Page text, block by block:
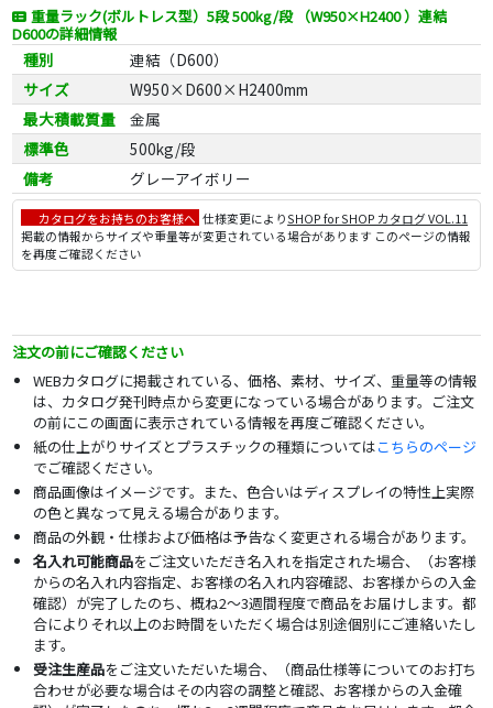
重量ラック(ボルトレス型）5段 500kg/段 （W950×H2400 ）連結
D600の詳細情報
種別
連結（D600）
サイズ
W950×D600×H2400mm
最大積載質量
金属
標準色
500kg/段
備考
グレーアイボリー
カタログをお持ちのお客様へ 仕様変更によりSHOP for SHOP カタログ VOL.11
掲載の情報からサイズや重量等が変更されている場合があります このページの情報
を再度ご確認ください
注文の前にご確認ください
WEBカタログに掲載されている、価格、素材、サイズ、重量等の情報
は、カタログ発刊時点から変更になっている場合があります。ご注文
の前にこの画面に表示されている情報を再度ご確認ください。
紙の仕上がりサイズとプラスチックの種類についてはこちらのページ
でご確認ください。
商品画像はイメージです。また、色合いはディスプレイの特性上実際
の色と異なって見える場合があります。
商品の外観・仕様および価格は予告なく変更される場合があります。
名入れ可能商品をご注文いただき名入れを指定された場合、（お客様
からの名入れ内容指定、お客様の名入れ内容確認、お客様からの入金
確認）が完了したのち、概ね2～3週間程度で商品をお届けします。都
合によりそれ以上のお時間をいただく場合は別途個別にご連絡いたし
ます。
受注生産品をご注文いただいた場合、（商品仕様等についてのお打ち
合わせが必要な場合はその内容の調整と確認、お客様からの入金確